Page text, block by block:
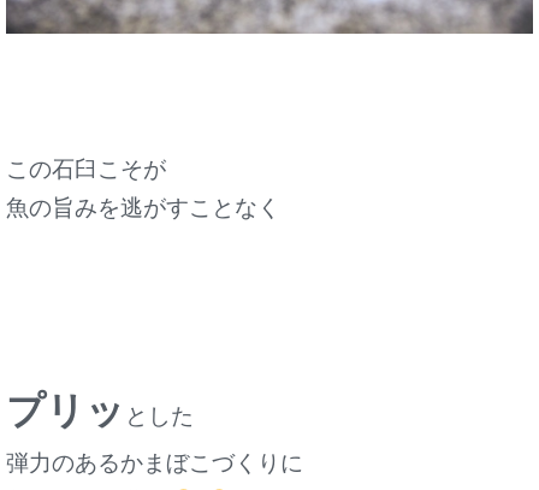
この石臼こそが
魚の旨みを逃がすことなく
プリッ とした
弾力のあるかまぼこづくりに